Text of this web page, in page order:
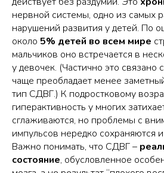
нервной системы, одно из самых
нарушений развития у детей. По
около 5% детей во всем мире
мальчиков оно встречается в
у девочек. (Частично это связано
чаще преобладает менее
тип СДВГ.) К подростковому
гиперактивность у многих
сглаживаются, но проблемы с
импульсов нередко сохраняются
Важно понимать, что СДВГ –
состояние, обусловленное